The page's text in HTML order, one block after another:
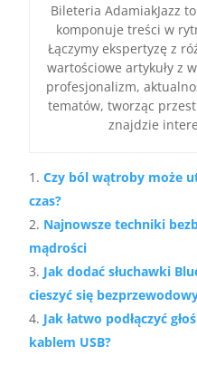
Bileteria AdamiakJazz
komponuje treści w
Łączymy ekspertyzę z
wartościowe artykuły z
profesjonalizm,
tematów, tworząc
znajdzie
Czy ból wątroby może
czas?
Najnowsze techniki
mądrości
Jak dodać słuchawki
cieszyć się
Jak łatwo podłączyć
kablem USB?